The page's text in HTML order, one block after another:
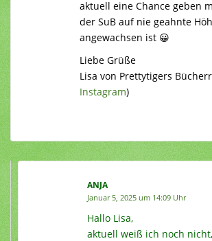
aktuell eine Chance geben
der SuB auf nie geahnte
angewachsen ist 😀
Liebe Grüße
Lisa von Prettytigers
Instagram)
ANJA
Januar 5, 2025 um 14:09 Uhr
Hallo Lisa,
aktuell weiß ich noch